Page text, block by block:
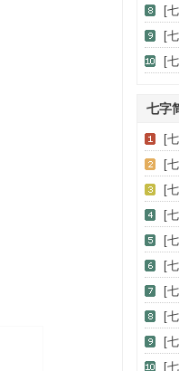
[
[
[
七字
[
曲
[
[
[
[
[
[
[
[
[